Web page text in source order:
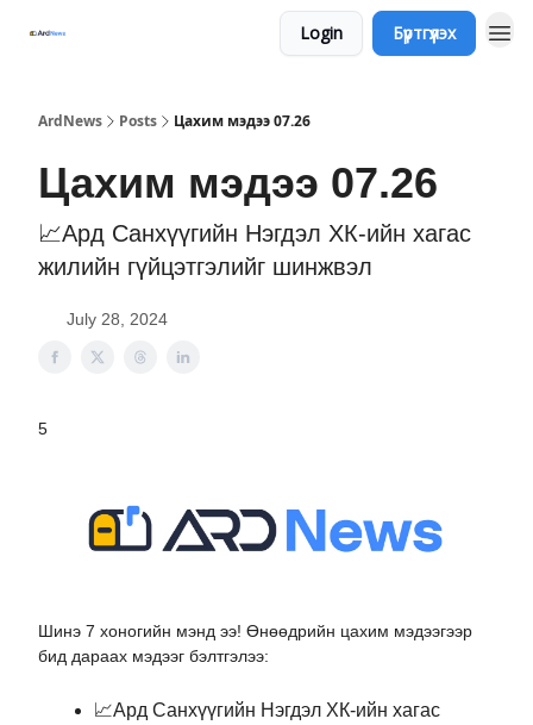
Login Бүртгүүлэх
ArdNews Posts Цахим мэдээ 07.26
Цахим мэдээ 07.26
📈Ард Санхүүгийн Нэгдэл ХК-ийн хагас
жилийн гүйцэтгэлийг шинжвэл
July 28, 2024
5
Шинэ 7 хоногийн мэнд ээ! Өнөөдрийн цахим мэдээгээр
бид дараах мэдээг бэлтгэлээ:
📈Ард Санхүүгийн Нэгдэл ХК-ийн хагас